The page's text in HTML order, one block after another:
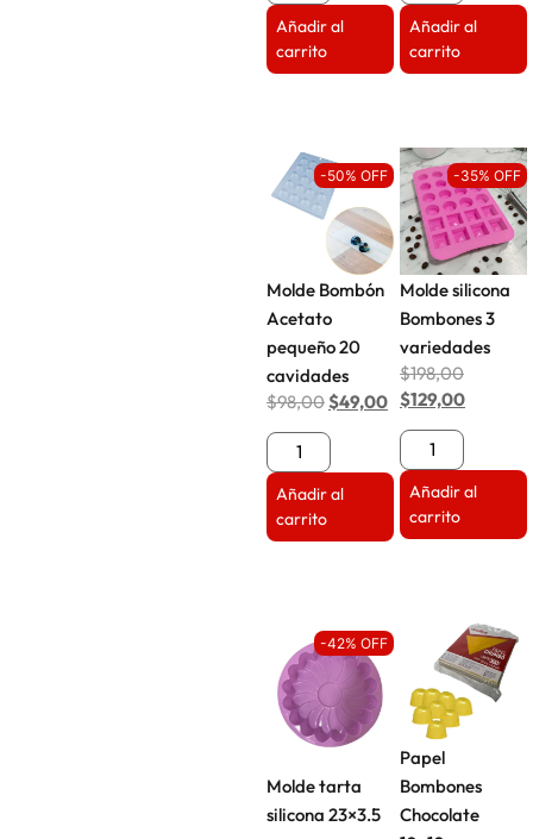
Añadir al
carrito
Añadir al
carrito
-50% OFF
Molde Bombón
Acetato
pequeño 20
cavidades
$98,00$49,00
Añadir al
carrito
-35% OFF
Molde silicona
Bombones 3
variedades
$198,00
$129,00
Añadir al
carrito
-42% OFF
Molde tarta
silicona 23×3.5
Papel
Bombones
Chocolate